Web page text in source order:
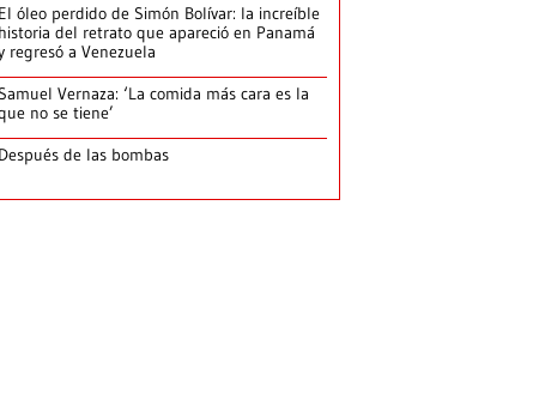
El óleo perdido de Simón Bolívar: la increíble
historia del retrato que apareció en Panamá
regresó a Venezuela
Samuel Vernaza: ‘La comida más cara es la
no se tiene’
Después de las bombas